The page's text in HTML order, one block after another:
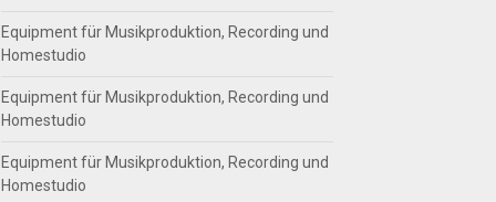
Equipment für Musikproduktion, Recording und
Homestudio
Equipment für Musikproduktion, Recording und
Homestudio
Equipment für Musikproduktion, Recording und
Homestudio